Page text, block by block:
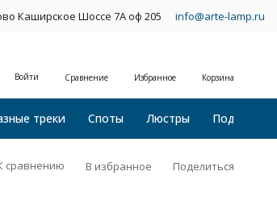
Каширское Шоссе 7А оф 205 info@arte-lamp.ru
Войти Сравнение Избранное Корзина
треки Споты Люстры Подвесные
сравнению В избранное Поделиться